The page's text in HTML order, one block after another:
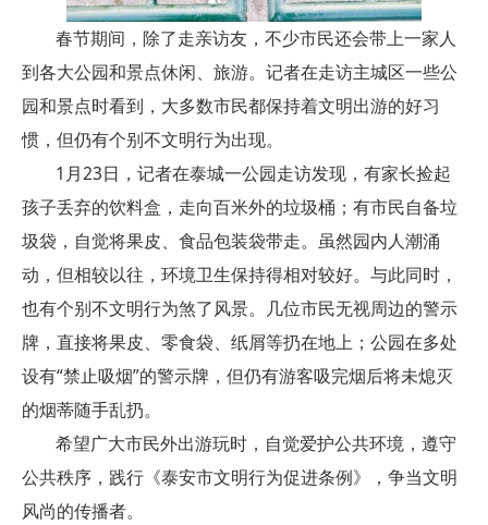
春节期间，除了走亲访友，不少市民还会带上一家人
到各大公园和景点休闲、旅游。记者在走访主城区一些公
园和景点时看到，大多数市民都保持着文明出游的好习
惯，但仍有个别不文明行为出现。
1月23日，记者在泰城一公园走访发现，有家长捡起
孩子丢弃的饮料盒，走向百米外的垃圾桶；有市民自备垃
圾袋，自觉将果皮、食品包装袋带走。虽然园内人潮涌
动，但相较以往，环境卫生保持得相对较好。与此同时，
也有个别不文明行为煞了风景。几位市民无视周边的警示
牌，直接将果皮、零食袋、纸屑等扔在地上；公园在多处
设有“禁止吸烟”的警示牌，但仍有游客吸完烟后将未熄灭
的烟蒂随手乱扔。
希望广大市民外出游玩时，自觉爱护公共环境，遵守
公共秩序，践行《泰安市文明行为促进条例》，争当文明
风尚的传播者。